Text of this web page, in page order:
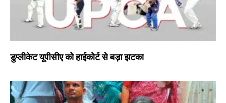
डुप्लीकेट यूपीसीए को हाईकोर्ट से बड़ा झटका